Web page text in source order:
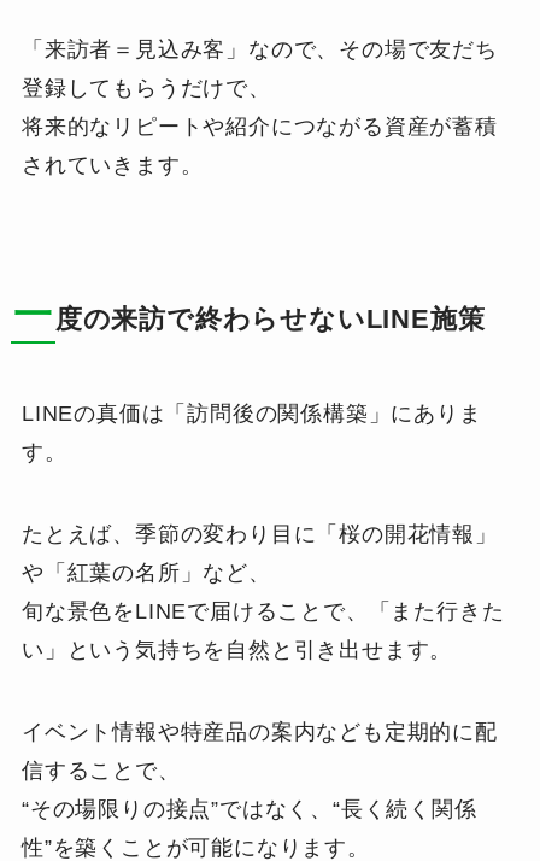
「来訪者＝見込み客」なので、その場で友だち
登録してもらうだけで、
将来的なリピートや紹介につながる資産が蓄積
されていきます。
一度の来訪で終わらせないLINE施策
LINEの真価は「訪問後の関係構築」にありま
す。
たとえば、季節の変わり目に「桜の開花情報」
や「紅葉の名所」など、
旬な景色をLINEで届けることで、「また行きた
い」という気持ちを自然と引き出せます。
イベント情報や特産品の案内なども定期的に配
信することで、
“その場限りの接点”ではなく、“長く続く関係
性”を築くことが可能になります。